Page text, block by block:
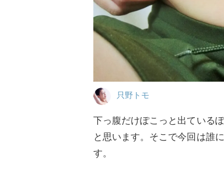
只野トモ
下っ腹だけぽこっと出ている
と思います。そこで今回は誰
す。